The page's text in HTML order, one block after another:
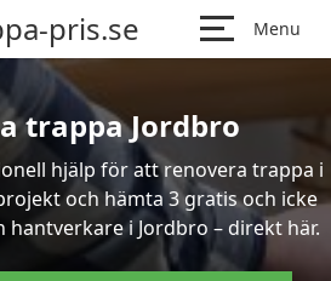
pris.se Menu
trappa Jordbro
hjälp för att renovera trappa i
och hämta 3 gratis och icke
i Jordbro – direkt här.